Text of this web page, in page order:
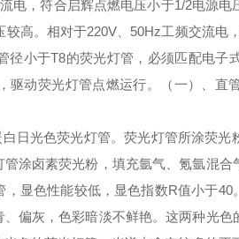
电，符合启辉点燃电压小于1/2电源
高。相对于220V、50Hz工频交流电
小于T8的荧光灯管，必须匹配电子
驱动荧光灯管点燃运行。（一）、直
日光色荧光灯管。荧光灯管所涂荧
涂卤素荧光粉，填充氩气、氪氩混
显色性能较低，显色指数R值小于
偏灰，色彩暗淡不鲜艳。这两种光